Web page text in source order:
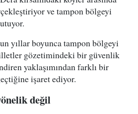
ve tampon bölgeyi
yıllar boyunca tampon bölgeyi
gözetimindeki bir güvenlik
yaklaşımından farklı bir
işaret ediyor.
değil